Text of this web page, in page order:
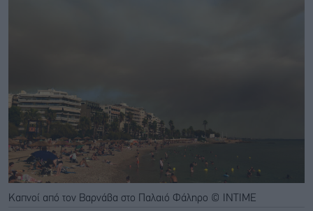
Καπνοί από τον Βαρνάβα στο Παλαιό Φάληρο © ΙΝΤΙΜΕ